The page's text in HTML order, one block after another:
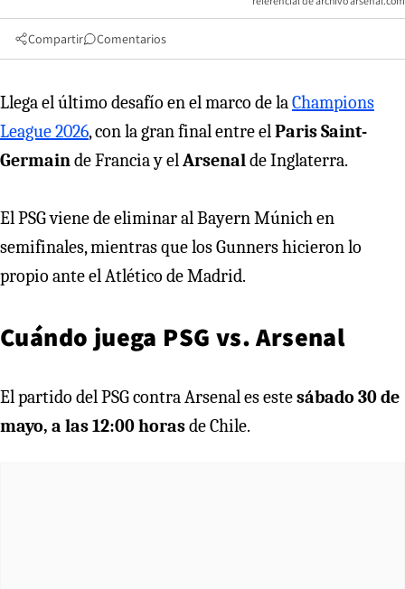
Compartir Comentarios
Llega el último desafío en el marco de laChampions
League 2026, con la gran final entre elParis Saint-
Germainde Francia y elArsenalde Inglaterra.
El PSG viene de eliminar al Bayern Múnich en
semifinales, mientras que los Gunners hicieron lo
propio ante el Atlético de Madrid.
Cuándo juega PSG vs. Arsenal
El partido del PSG contra Arsenal es estesábado 30 de
mayo, a las 12:00 horasde Chile.